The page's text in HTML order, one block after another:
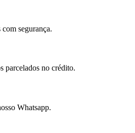
segurança.
parcelados no crédito.
Whatsapp.